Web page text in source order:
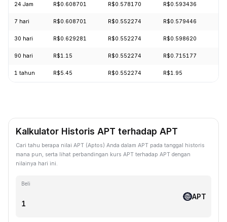
24 Jam R$0.608701 R$0.578170 R$0.593436
7 hari R$0.608701 R$0.552274 R$0.579446
30 hari R$0.629281 R$0.552274 R$0.598620
90 hari R$1.15 R$0.552274 R$0.715177
1 tahun R$5.45 R$0.552274 R$1.95
Kalkulator Historis APT terhadap APT
Cari tahu berapa nilai APT (Aptos) Anda dalam APT pada tanggal historis
mana pun, serta lihat perbandingan kurs APT terhadap APT dengan
nilainya hari ini.
Beli
APT